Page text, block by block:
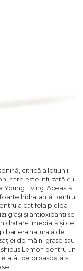
citrică a loțiunii
care este infuzată cu
Young Living. Această
hidratantă pentru
a catifela pielea
grași și antioxidanți se
imediată și de
bariera naturală de
de mâini grase sau
Lemon pentru un
atât de proaspătă și